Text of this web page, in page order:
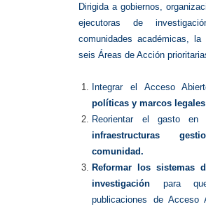
Dirigida a gobiernos,
ejecutoras de
comunidades académicas,
seis Áreas de Acción
Integrar el Acceso
políticas y marcos
Reorientar el gasto en
infraestructuras
comunidad.
Reformar los sistemas
investigación para
publicaciones de Acceso